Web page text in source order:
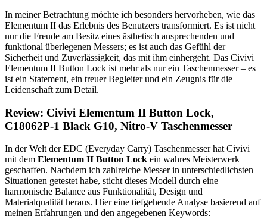
In meiner Betrachtung möchte ich besonders hervorheben, wie das
Elementum II das Erlebnis des Benutzers transformiert. Es ist nicht
nur die Freude am Besitz eines ästhetisch ansprechenden und
funktional überlegenen Messers; es ist auch das Gefühl der
Sicherheit und Zuverlässigkeit, das mit ihm einhergeht. Das Civivi
Elementum II Button Lock ist mehr als nur ein Taschenmesser – es
ist ein Statement, ein treuer Begleiter und ein Zeugnis für die
Leidenschaft zum Detail.
Review: Civivi Elementum II Button Lock,
C18062P-1 Black G10, Nitro-V Taschenmesser
In der Welt der EDC (Everyday Carry) Taschenmesser hat Civivi
mit dem Elementum II Button Lock ein wahres Meisterwerk
geschaffen. Nachdem ich zahlreiche Messer in unterschiedlichsten
Situationen getestet habe, sticht dieses Modell durch eine
harmonische Balance aus Funktionalität, Design und
Materialqualität heraus. Hier eine tiefgehende Analyse basierend auf
meinen Erfahrungen und den angegebenen Keywords: